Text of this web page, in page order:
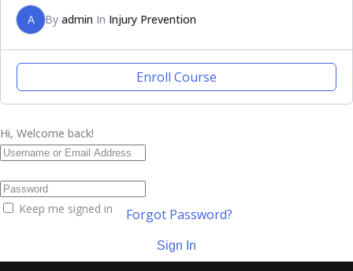
A By admin In Injury Prevention
Enroll Course
Hi, Welcome back!
Keep me signed in Forgot Password?
Sign In